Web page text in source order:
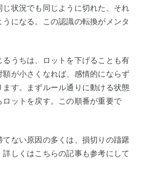
じ状況でも同じように切れた、それ
になる。この認識の転換がメンタ
うちは、ロットを下げることも有
が小さくなれば、感情的にならず
ます。まずルール通りに動ける状態
ロットを戻す。この順番が重要で
てない原因の多くは、損切りの躊躇
詳しくはこちらの記事も参考にして